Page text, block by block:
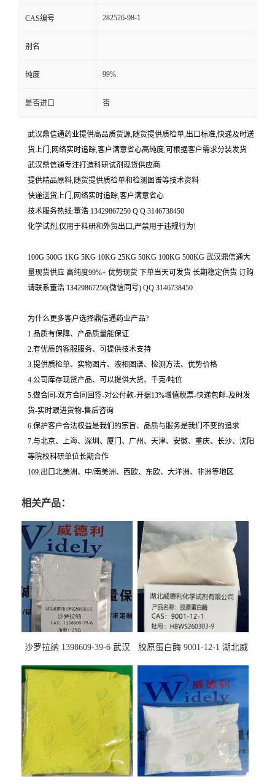
CAS编号 282526-98-1
别名
纯度 99%
是否进口 否
武汉鼎信通药业提供高品质货源,随货提供质检单,出口标准,快递及时送
货上门,网络实时追踪,客户满意省心高纯度,可根据客户需求分装发货
武汉鼎信通专注打造科研试剂现货供应商
提供精品原料,随货提供质检单和检测图谱等技术资料
快递送货上门,网络实时追踪,客户满意省心
技术服务热线:董浩 13429867250 Q Q 3146738450
化学试剂,仅用于科研和外贸出口,严禁用于违规行为!
100G 500G 1KG 5KG 10KG 25KG 50KG 100KG 500KG 武汉鼎信通大
量现货供应 高纯度99%+ 优势现货 下单当天可发货 长期稳定供货 订购
请联系董浩 13429867250(微信同号) QQ 3146738450
为什么更多客户选择鼎信通药业产品?
1.品质有保障、产品质量能保证
2.有优质的客服服务、可提供技术支持
3.提供质检单、实物图片、液相图谱、检测方法、优势价格
4.公司库存现货产品、可以提供大货、千克/吨位
5.做合同-双方合同回签-对公付款-开据13%增值税票-快递包邮-及时发
货-实时跟进货物-售后咨询
6.保护客户合法权益是我们的宗旨、品质与服务是我们不变的追求
7.与北京、上海、深圳、厦门、广州、天津、安徽、重庆、长沙、沈阳
等院校科研单位长期合作
109.出口北美洲、中/南美洲、西欧、东欧、大洋洲、非洲等地区
相关产品：
沙罗拉纳 1398609-39-6 武汉
胶原蛋白酶 9001-12-1 湖北威